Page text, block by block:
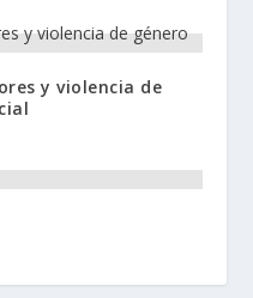
y violencia de